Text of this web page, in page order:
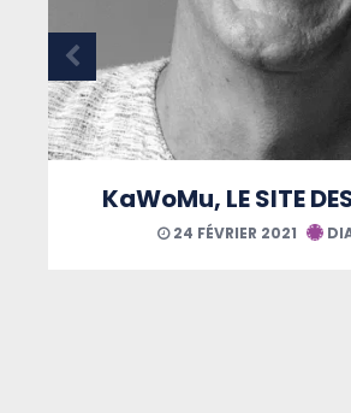
KaWoMu, LE SITE
24 FÉVRIER 2021